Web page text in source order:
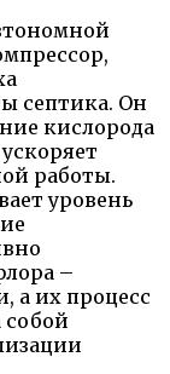
септика. Он
кислорода
работы.
уровень
–
а их процесс
собой